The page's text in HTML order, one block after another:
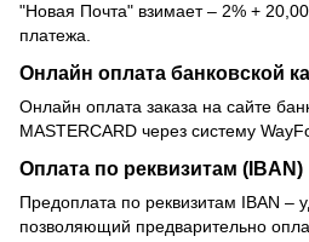
"Новая Почта" взимает – 2% +
платежа.
Онлайн оплата банковской
Онлайн оплата заказа на сайте
MASTERCARD через систему
Оплата по реквизитам (IBAN)
Предоплата по реквизитам IBAN –
позволяющий предварительно